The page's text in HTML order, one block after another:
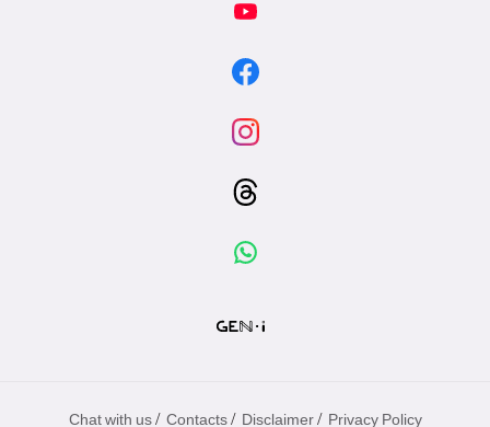
Chat with us / Contacts / Disclaimer / Privacy Policy